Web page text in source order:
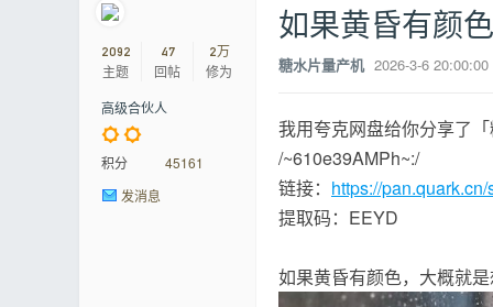
» ›
2092
主题
47
回帖
2万
修为
高级合伙人
积分
45161
发消息
如果黄昏有颜
糖水片量产机 2026-3-6 20:00:00
我用夸克网盘给你分享了
/~610e39AMPh~:/
链接： https://
提取码：EEYD
如果黄昏有颜色，大概就